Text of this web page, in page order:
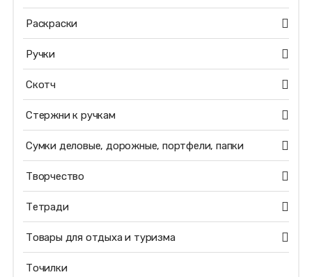
Раскраски
Ручки
Скотч
Стержни к ручкам
Сумки деловые, дорожные, портфели, папки
Творчество
Тетради
Товары для отдыха и туризма
Точилки